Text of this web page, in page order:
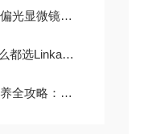
联用的操作技巧
用过的人说了实话
要点让设备更耐用